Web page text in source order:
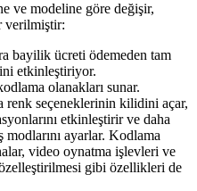
ve modeline göre değişir,
verilmiştir:
bayilik ücreti ödemeden tam
etkinleştiriyor.
olanakları sunar.
renk seçeneklerinin kilidini açar,
etkinleştirir ve daha
ayarlar. Kodlama
video oynatma işlevleri ve
gibi özellikleri de